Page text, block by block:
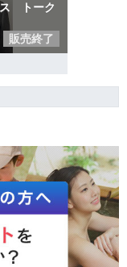
トーク
販売終了